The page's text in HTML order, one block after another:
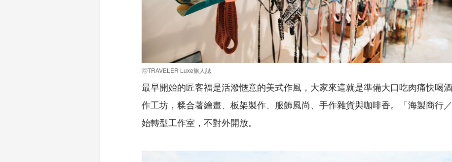
ⓒTRAVELER Luxe旅人誌
最早開始的匠客福是活潑愜意的美式作風，大家來這就是準備大口吃肉痛快喝
作工坊，糅合著繪畫、板架製作、服飾風尚、手作雜貨與咖啡香。「海製商行
始轉型工作室，不對外開放。